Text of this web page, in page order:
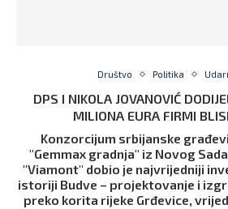
Društvo Politika
DPS I NIKOLA JOVANOVIĆ
MILIONA EURA FIRMI
Konzorcijum srbijanske
"Gemmax gradnja" iz Novog
"Viamont" dobio je najvrijedniji
istoriji Budve – projektovanje i
preko korita rijeke Grđevice,